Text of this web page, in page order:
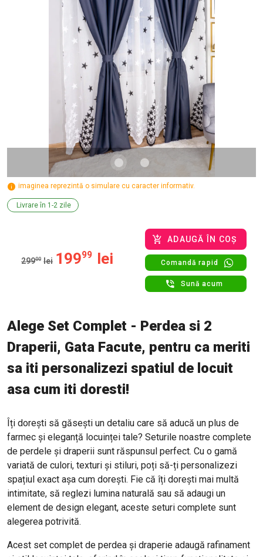
imaginea reprezintă o simulare cu caracter informativ.
Livrare în 1-2 zile
29900 lei 19999 lei
ADAUGĂ ÎN COȘ
Comandă rapid
Sună acum
Alege Set Complet - Perdea si 2
Draperii, Gata Facute, pentru ca meriti
sa iti personalizezi spatiul de locuit
asa cum iti doresti!
Îți dorești să găsești un detaliu care să aducă un plus de
farmec și eleganță locuinței tale? Seturile noastre complete
de perdele și draperii sunt răspunsul perfect. Cu o gamă
variată de culori, texturi și stiluri, poți să-ți personalizezi
spațiul exact așa cum dorești. Fie că îți dorești mai multă
intimitate, să reglezi lumina naturală sau să adaugi un
element de design elegant, aceste seturi complete sunt
alegerea potrivită.
Acest set complet de perdea și draperie adaugă rafinament